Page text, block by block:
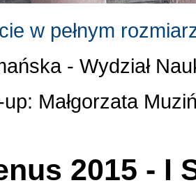
w pełnym
- Wydział
Małgorzata
2015 - I